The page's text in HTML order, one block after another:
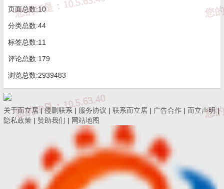
第十六条 行业标准确需采用国际标准的，应当符合有关国际
组织的版权政策，获得国际标准组织中国成员体同意。以国外标准
为基础起草行业标准的，应当符合国外标准发布机构的版权政策。
准发布的顺序号和行业标准发布的年份号构成。“/T”表示推荐性标
准，顺序号为自然数。
第十八条 行业标准由国务院有关行政主管部门批准发布。行
业标准的发布实行公告制度。
第十九条 国务院有关行政主管部门应当自行业标准批准发布
之日起六十日内，且在该标准实施日期前，通过全国标准信息公共
页面总数:10
分类总数:44
标签总数:11
评论总数:179
浏览总数:2939483
关于而立居|侵删联系 | 服务协议 | 联系而立居 | 广告合作 | 而立声明|
隐私政策 | 赞助我们 | 网站地图